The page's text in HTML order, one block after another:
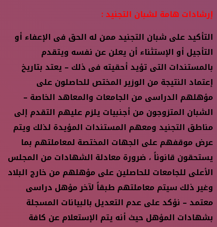
إرشادات هامة لشبان التجنيد :
التأكيد على شبان التجنيد ممن له الحق فى الإعفاء أو
التأجيل أو الإستثناء أن يعلن عن نفسه ويتقدم
بالمستندات التى تؤيد أحقيته فى ذلك – يعتد بتاريخ
إعتماد النتيجة من الوزير المختص للحاصلون على
مؤهلهم الدراسى من الجامعات والمعاهد الخاصة –
الشبان المتزوجون من أجنبيات يلزم عليهم التقدم إلى
مناطق التجنيد ومعهم المستندات المؤيدة لذلك ويتم
عرض موقفهم على الجهات المختصة لمعاملتهم بما
يستحقون قانوناً ، ضرورة معادلة الشهادات من المجلس
الأعلى للجامعات للحاصلين على مؤهلهم من خارج البلاد
وغير ذلك سيتم معاملتهم طبقاً لآخر مؤهل دراسى
معتمد – نؤكد على عدم التعديل بالبيانات المسجلة
بشهادات المؤهل حيث أنه يتم الإستعلام عن كافة